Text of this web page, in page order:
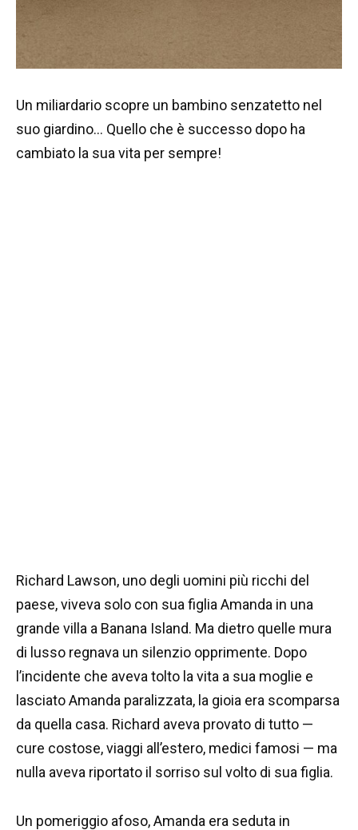
Un miliardario scopre un bambino senzatetto nel
suo giardino… Quello che è successo dopo ha
cambiato la sua vita per sempre!
Richard Lawson, uno degli uomini più ricchi del
paese, viveva solo con sua figlia Amanda in una
grande villa a Banana Island. Ma dietro quelle mura
di lusso regnava un silenzio opprimente. Dopo
l’incidente che aveva tolto la vita a sua moglie e
lasciato Amanda paralizzata, la gioia era scomparsa
da quella casa. Richard aveva provato di tutto —
cure costose, viaggi all’estero, medici famosi — ma
nulla aveva riportato il sorriso sul volto di sua figlia.
Un pomeriggio afoso, Amanda era seduta in